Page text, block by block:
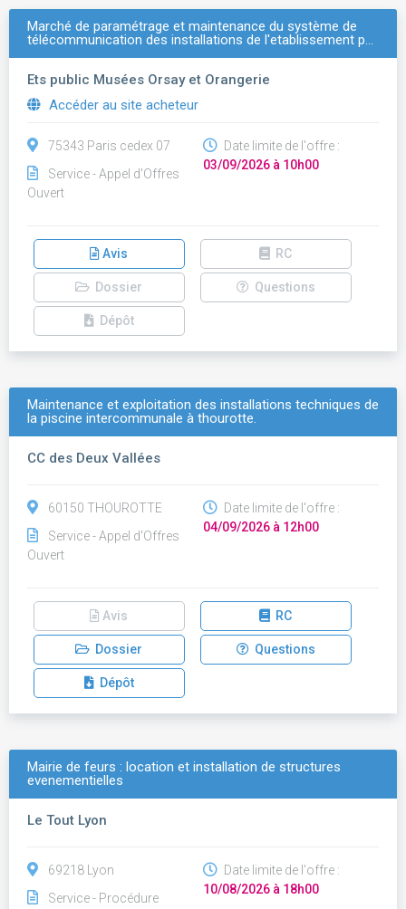
Marché de paramétrage et maintenance du système de
télécommunication des installations de l'etablissement p…
Ets public Musées Orsay et Orangerie
Accéder au site acheteur
75343 Paris cedex 07
Service - Appel d'Offres
Ouvert
Date limite de l'offre :
03/09/2026 à 10h00
Avis RC
Dossier Questions
Dépôt
Maintenance et exploitation des installations techniques de
la piscine intercommunale à thourotte.
CC des Deux Vallées
60150 THOUROTTE
Service - Appel d'Offres
Ouvert
Date limite de l'offre :
04/09/2026 à 12h00
Avis RC
Dossier Questions
Dépôt
Mairie de feurs : location et installation de structures
evenementielles
Le Tout Lyon
69218 Lyon
Service - Procédure
Date limite de l'offre :
10/08/2026 à 18h00